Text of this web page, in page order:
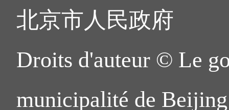
北京市人民政府
Droits d'auteur © Le
municipalité de